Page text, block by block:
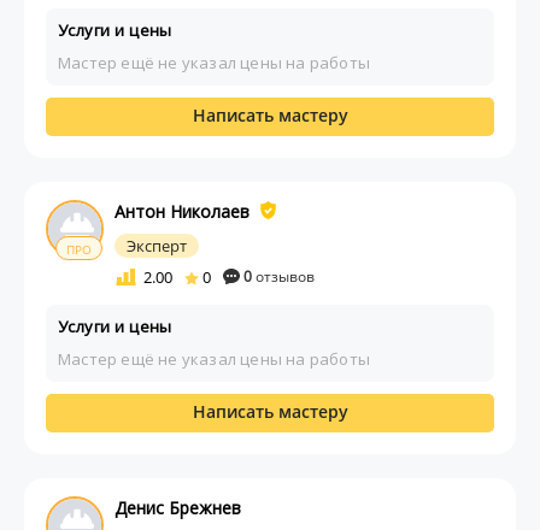
Услуги и цены
Мастер ещё не указал цены на работы
Написать мастеру
ПРО
Антон Николаев
Эксперт
2.00
0 0отзывов
Услуги и цены
Мастер ещё не указал цены на работы
Написать мастеру
Денис Брежнев